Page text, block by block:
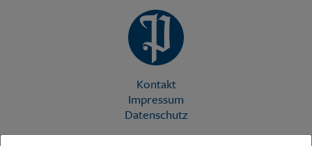
Kontakt
Impressum
Datenschutz